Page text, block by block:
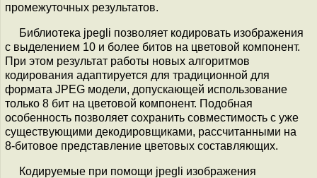
промежуточных результатов.
Библиотека jpegli позволяет кодировать изображения
с выделением 10 и более битов на цветовой компонент.
При этом результат работы новых алгоритмов
кодирования адаптируется для традиционной для
формата JPEG модели, допускающей использование
только 8 бит на цветовой компонент. Подобная
особенность позволяет сохранить совместимость с уже
существующими декодировщиками, рассчитанными на
8-битовое представление цветовых составляющих.
Кодируемые при помощи jpegli изображения